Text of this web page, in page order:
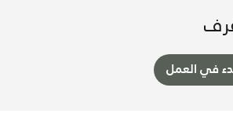
في العمل